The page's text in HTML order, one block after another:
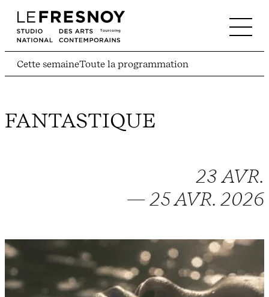
Cette semaineToute la programmation
FANTASTIQUE
23 AVR.
— 25 AVR. 2026